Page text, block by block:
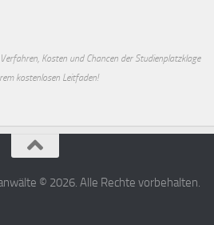
Kosten und Chancen der Studienplatzklage
kostenlosen Leitfaden!
© 2026. Alle Rechte vorbehalten.